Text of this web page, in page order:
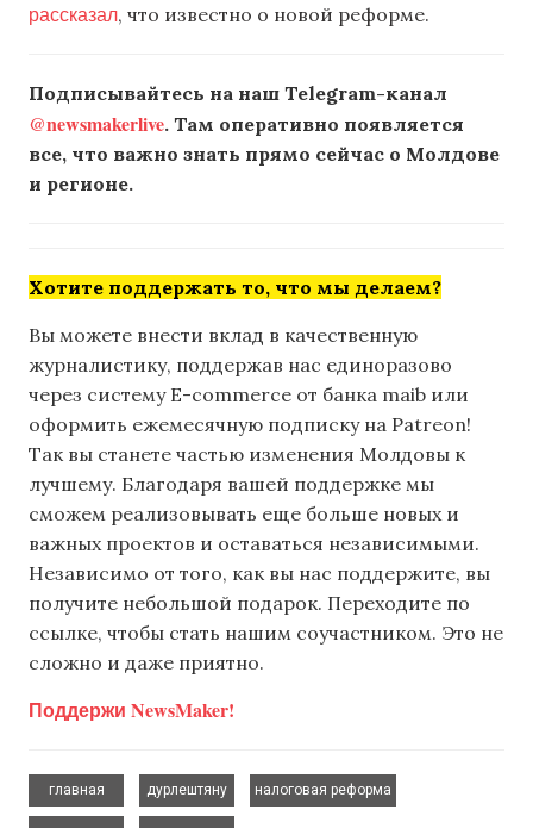
рассказал, что известно о новой реформе.
Подписывайтесь на наш Telegram-канал
@newsmakerlive. Там оперативно появляется
все, что важно знать прямо сейчас о Молдове
и регионе.
Хотите поддержать то, что мы делаем?
Вы можете внести вклад в качественную
журналистику, поддержав нас единоразово
через систему E-commerce от банка maib или
оформить ежемесячную подписку на Patreon!
Так вы станете частью изменения Молдовы к
лучшему. Благодаря вашей поддержке мы
сможем реализовывать еще больше новых и
важных проектов и оставаться независимыми.
Независимо от того, как вы нас поддержите, вы
получите небольшой подарок. Переходите по
ссылке, чтобы стать нашим соучастником. Это не
сложно и даже приятно.
Поддержи NewsMaker!
главная
дурлештяну
налоговая реформа